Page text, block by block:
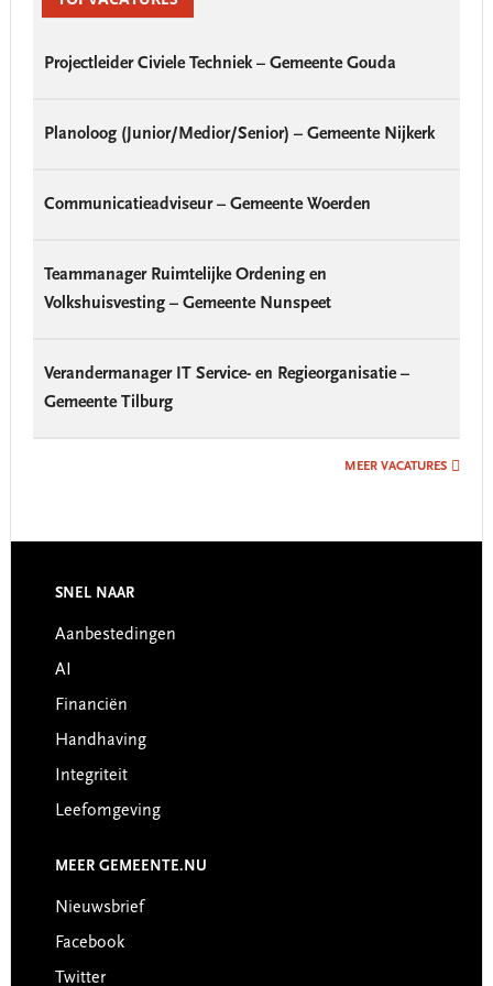
Sidebar
Projectleider Civiele Techniek – Gemeente Gouda
Planoloog (Junior/Medior/Senior) – Gemeente Nijkerk
Communicatieadviseur – Gemeente Woerden
Teammanager Ruimtelijke Ordening en
Volkshuisvesting – Gemeente Nunspeet
Verandermanager IT Service- en Regieorganisatie –
Gemeente Tilburg
MEER VACATURES
Footer
SNEL NAAR
Aanbestedingen
AI
Financiën
Handhaving
Integriteit
Leefomgeving
MEER GEMEENTE.NU
Nieuwsbrief
Facebook
Twitter